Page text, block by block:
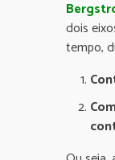
dois
tempo,